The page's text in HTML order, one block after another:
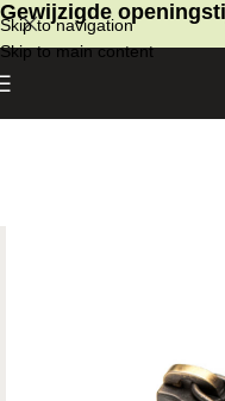
Skip to navigation
Skip to main content
Gewijzigde